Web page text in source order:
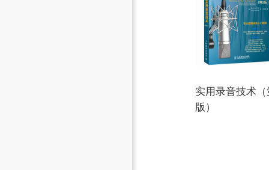
实用录音技术（
版）